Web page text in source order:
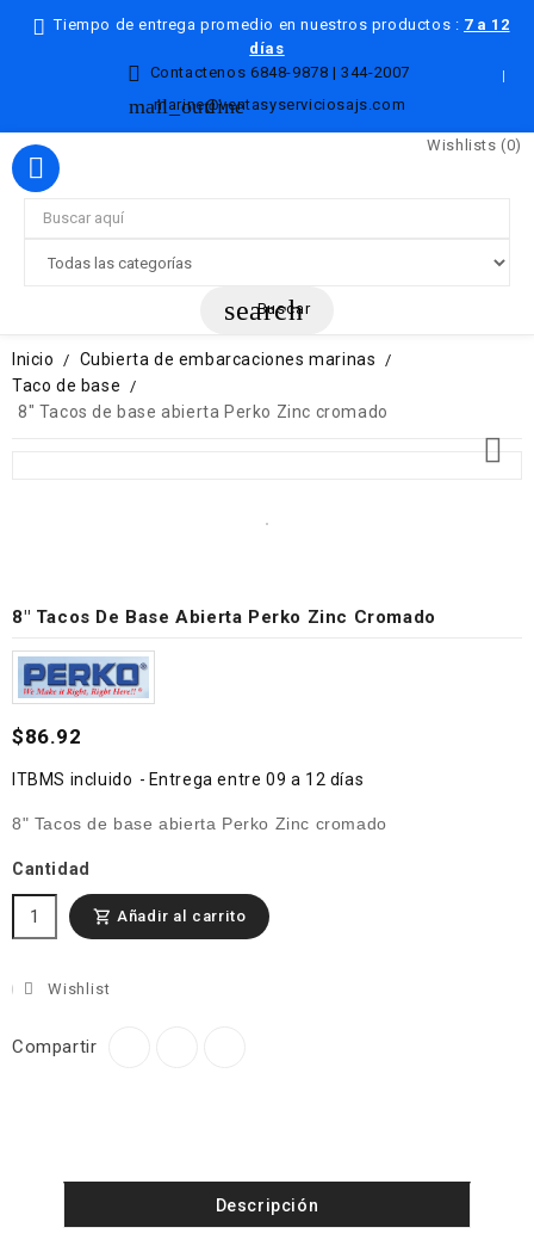
Tiempo de entrega promedio en nuestros productos : 7 a 12
días
 Contactenos 6848-9878 | 344-2007
mail_outline
marine@ventasyserviciosajs.com

Wishlists (0)
search
Buscar
Inicio
Cubierta de embarcaciones marinas
Taco de base
8" Tacos de base abierta Perko Zinc cromado

8" Tacos De Base Abierta Perko Zinc Cromado
$86.92
ITBMS incluido Entrega entre 09 a 12 días
8" Tacos de base abierta Perko Zinc cromado
Cantidad
 Añadir al carrito
Wishlist
Compartir
Descripción